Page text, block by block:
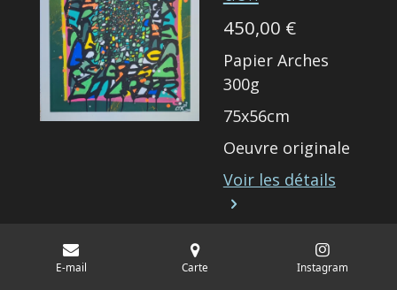
450,00 €
Papier Arches
300g
75x56cm
Oeuvre originale
Voir les détails
Ajouter au
panier
E-mail Carte Instagram